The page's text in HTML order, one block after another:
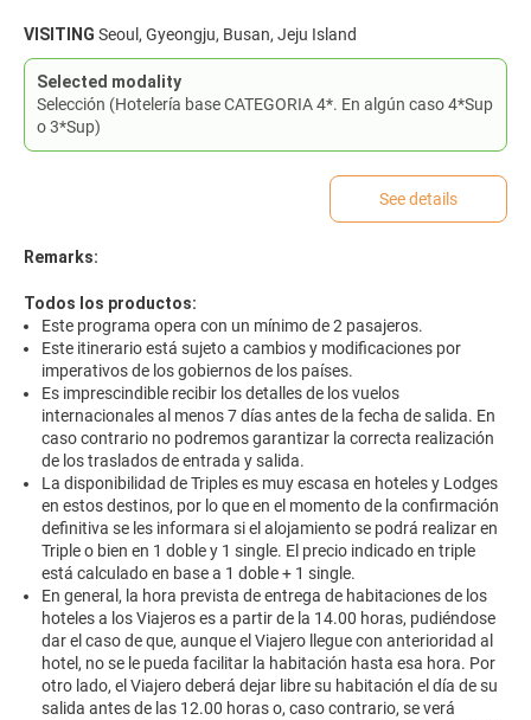
VISITING Seoul, Gyeongju, Busan, Jeju Island
Selected modality
Selección (Hotelería base CATEGORIA 4*. En algún caso 4*Sup
o 3*Sup)
See details
Remarks:
Todos los productos:
Este programa opera con un mínimo de 2 pasajeros.
Este itinerario está sujeto a cambios y modificaciones por
imperativos de los gobiernos de los países.
Es imprescindible recibir los detalles de los vuelos
internacionales al menos 7 días antes de la fecha de salida. En
caso contrario no podremos garantizar la correcta realización
de los traslados de entrada y salida.
La disponibilidad de Triples es muy escasa en hoteles y Lodges
en estos destinos, por lo que en el momento de la confirmación
definitiva se les informara si el alojamiento se podrá realizar en
Triple o bien en 1 doble y 1 single. El precio indicado en triple
está calculado en base a 1 doble + 1 single.
En general, la hora prevista de entrega de habitaciones de los
hoteles a los Viajeros es a partir de la 14.00 horas, pudiéndose
dar el caso de que, aunque el Viajero llegue con anterioridad al
hotel, no se le pueda facilitar la habitación hasta esa hora. Por
otro lado, el Viajero deberá dejar libre su habitación el día de su
salida antes de las 12.00 horas o, caso contrario, se verá